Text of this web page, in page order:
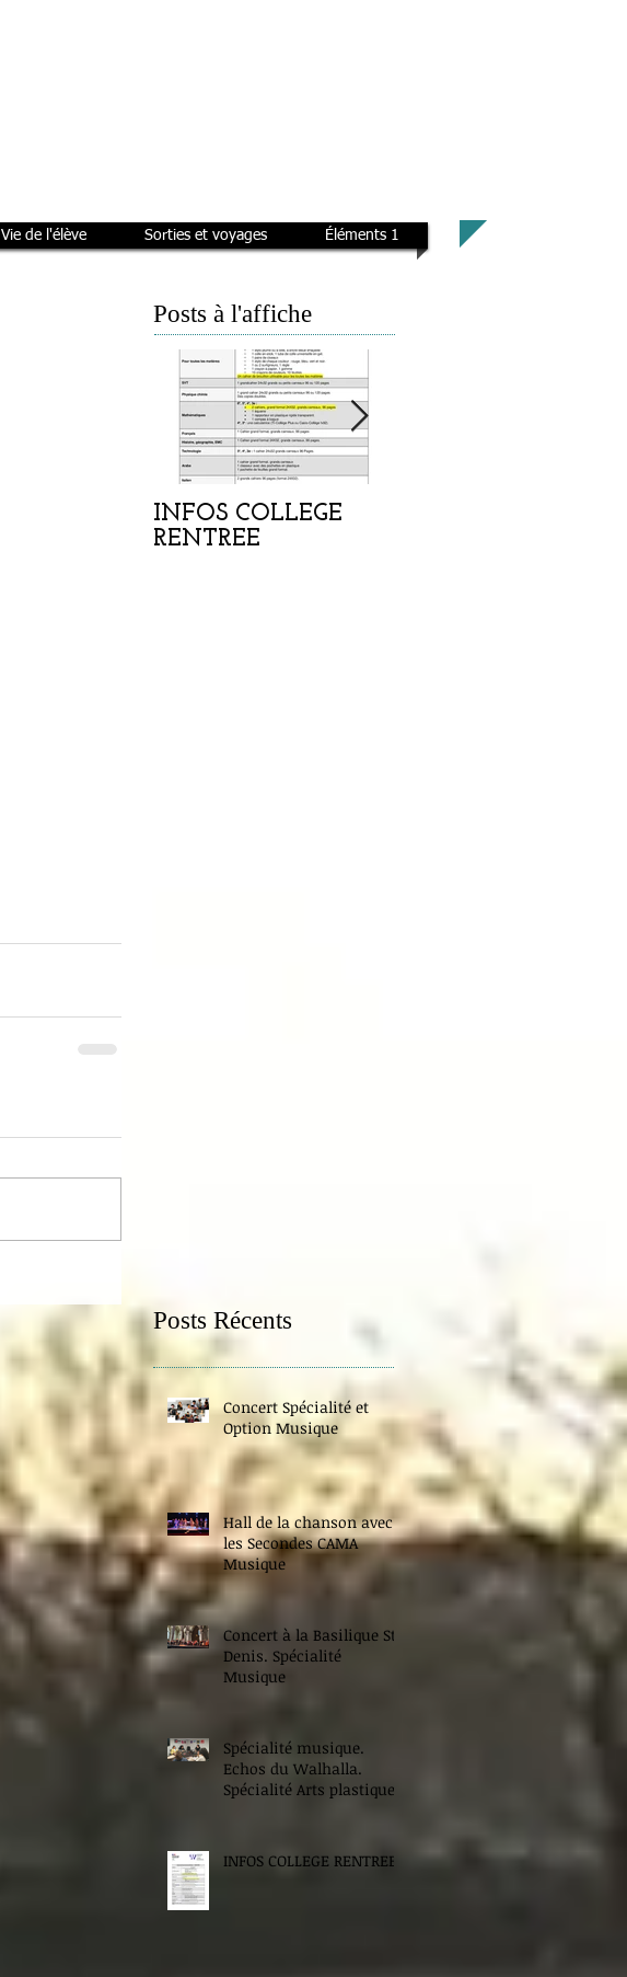
Vie de l'élève Sorties et voyages Éléments 1
Posts à l'affiche
INFOS COLLEGE
RENTREE
Posts Récents
Concert Spécialité et
Option Musique
Hall de la chanson avec
les Secondes CAMA
Musique
Concert à la Basilique St
Denis. Spécialité
Musique
Spécialité musique.
Echos du Walhalla.
Spécialité Arts plastiques.
INFOS COLLEGE RENTREE